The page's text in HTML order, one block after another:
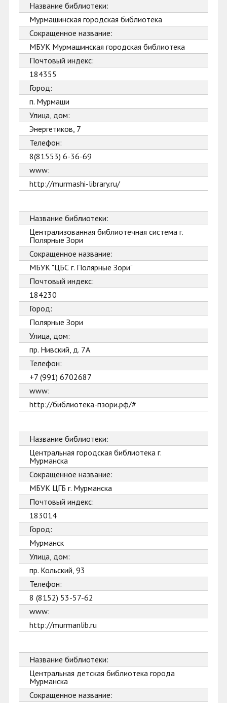
Название библиотеки:
Мурмашинская городская библиотека
Сокращенное название:
МБУК Мурмашинская городская библиотека
Почтовый индекс:
184355
Город:
п. Мурмаши
Улица, дом:
Энергетиков, 7
Телефон:
8(81553) 6-36-69
www:
http://murmashi-library.ru/
Название библиотеки:
Централизованная библиотечная система г.
Полярные Зори
Сокращенное название:
МБУК "ЦБС г. Полярные Зори"
Почтовый индекс:
184230
Город:
Полярные Зори
Улица, дом:
пр. Нивский, д. 7А
Телефон:
+7 (991) 6702687
www:
http://библиотека-пзори.рф/#
Название библиотеки:
Центральная городская библиотека г.
Мурманска
Сокращенное название:
МБУК ЦГБ г. Мурманска
Почтовый индекс:
183014
Город:
Мурманск
Улица, дом:
пр. Кольский, 93
Телефон:
8 (8152) 53-57-62
www:
http://murmanlib.ru
Название библиотеки:
Центральная детская библиотека города
Мурманска
Сокращенное название: